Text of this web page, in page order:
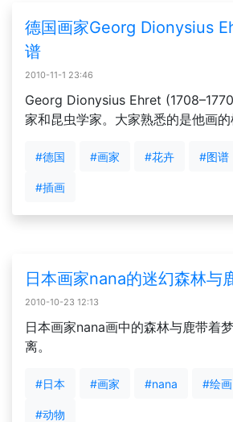
德国画家Georg Dionysius
谱
2010-11-1 23:46
Georg Dionysius Ehret
家和昆虫学家。大家熟悉的是他画的
#德国 #画家 #花卉 #图谱
#插画
日本画家nana的迷幻森林与
2010-10-23 12:13
日本画家nana画中的森林与鹿带着
离。
#日本 #画家 #nana #绘画
#动物